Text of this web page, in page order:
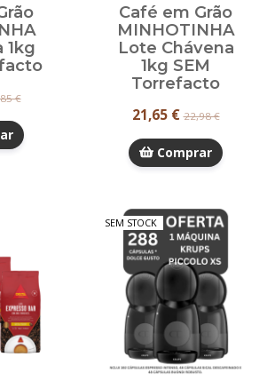
1kg
€
Café em Grão
MINHOTINHA
Lote Chávena
1kg SEM
Torrefacto
21,65 €22,98 €
Comprar
SEM STOCK